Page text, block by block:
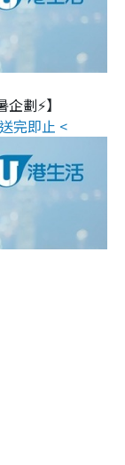
劃⚡】
完即止 <